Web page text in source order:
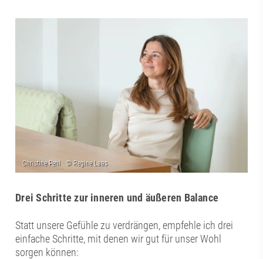
Drei Schritte zur inneren und äußeren Balance
Statt unsere Gefühle zu verdrängen, empfehle ich drei
einfache Schritte, mit denen wir gut für unser Wohl
sorgen können: